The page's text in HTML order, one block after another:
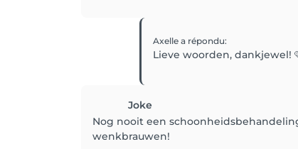
Axelle a répondu:
Lieve woorden, dankjewel!
Joke
Nog nooit een
wenkbrauwen!